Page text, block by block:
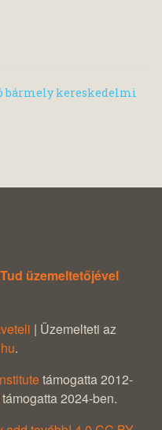
bármely kereskedelmi
üzemeltetőjével
| Üzemelteti az
.
támogatta 2012-
támogatta 2024-ben.